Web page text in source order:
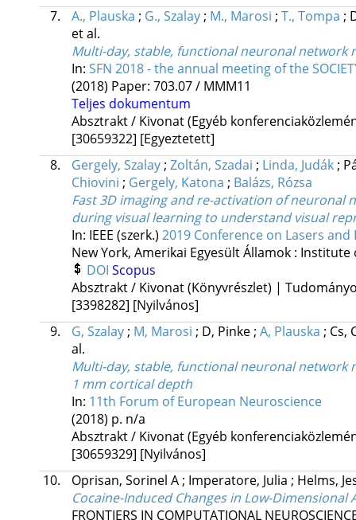
7.
A., Plauska ; G., Szalay; M., Marosi ; T., Tompa ;
et al.
Multi-day, stable, functional neuronal
In: SFN 2018 - the annual meeting of the
(2018) Paper: 703.07 / MMM11
Teljes dokumentum
Absztrakt / Kivonat (Egyéb
[30659322] [Egyeztetett]
8.
Gergely, Szalay; Zoltán, Szadai ; Linda, Judák;
Chiovini ; Gergely, Katona ; Balázs, Rózsa
Fast 3D imaging and re-activation of neuronal
during visual learning to understand visual
In: IEEE (szerk.) 2019 Conference on Lasers and
New York, Amerikai Egyesült Államok : Institute
DOI Scopus
Absztrakt / Kivonat (Könyvrészlet) |
[3398282] [Nyilvános]
9.
G, Szalay; M, Marosi ; D, Pinke; A, Plauska ; Cs,
al.
Multi-day, stable, functional neuronal
1 mm cortical depth
In: 11th Forum of European Neuroscience
(2018) p. n/a
Absztrakt / Kivonat (Egyéb
[30659329] [Nyilvános]
10.
Oprisan, Sorinel A; Imperatore, Julia ; Helms,
Cocaine-Induced Changes in Low-
FRONTIERS IN COMPUTATIONAL